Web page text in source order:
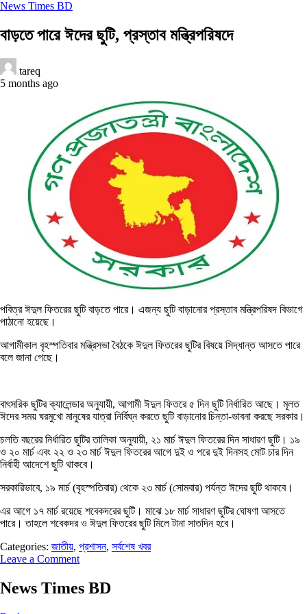
News Times BD
বাড়তে পারে ঈদের ছুটি, প্রস্তাব মন্ত্রিপরিষদে
tareq
5 months ago
পবিত্র ঈদুল ফিতরের ছুটি বাড়তে পারে। এজন্য ছুটি বাড়ানোর প্রস্তাব মন্ত্রিপরিষদ বিভাগে
পাঠানো হয়েছে।
আগামীকাল বৃহস্পতিবার মন্ত্রিসভা বৈঠকে ঈদুল ফিতরের ছুটির বিষয়ে সিদ্ধান্ত আসতে পারে
বলে জানা গেছে।
বাৎসরিক ছুটির ক্যালেন্ডার অনুযায়ী, আগামী ঈদুল ফিতরে ৫ দিন ছুটি নির্ধারিত আছে। মূলত
ঈদের সময় ঘরমুখো মানুষের যাত্রা নির্বিঘ্ন করতে ছুটি বাড়ানোর চিন্তা-ভাবনা করছে সরকার।
চলতি বছরের নির্ধারিত ছুটির তালিকা অনুযায়ী, ২১ মার্চ ঈদুল ফিতরের দিন সাধারণ ছুটি। ১৯
ও ২০ মার্চ এবং ২২ ও ২৩ মার্চ ঈদুল ফিতরের আগে দুই ও পরে দুই দিনসহ মোট চার দিন
নির্বাহী আদেশে ছুটি থাকবে।
সরকারিভাবে, ১৯ মার্চ (বৃহস্পতিবার) থেকে ২৩ মার্চ (সোমবার) পর্যন্ত ঈদের ছুটি থাকবে।
এর আগে ১৭ মার্চ রয়েছে শবেকদরের ছুটি। মাঝে ১৮ মার্চ সাধারণ ছুটির ঘোষণা আসতে
পারে। তাহলে শবেকদর ও ঈদুল ফিতরের ছুটি মিলে টানা সাতদিন হবে।
Categories: জাতীয়, প্রশাসন, সর্বশেষ খবর
Leave a Comment
News Times BD